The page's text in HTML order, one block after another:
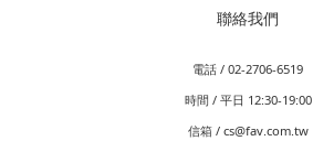
聯絡我們
電話 / 02-2706-6519
時間 / 平日 12:30-19:00
信箱 / cs@fav.com.tw